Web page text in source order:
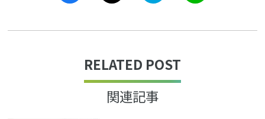
RELATED POST
関連記事